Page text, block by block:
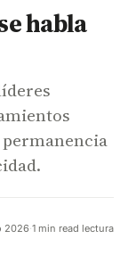
habla
2026·1 min read lectura